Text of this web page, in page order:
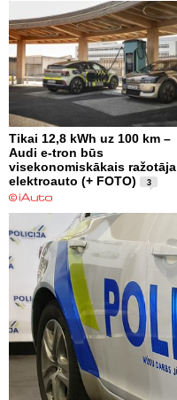
Tikai 12,8 kWh uz 100 km –
Audi e-tron būs
visekonomiskākais ražotāja
elektroauto (+ FOTO)
3